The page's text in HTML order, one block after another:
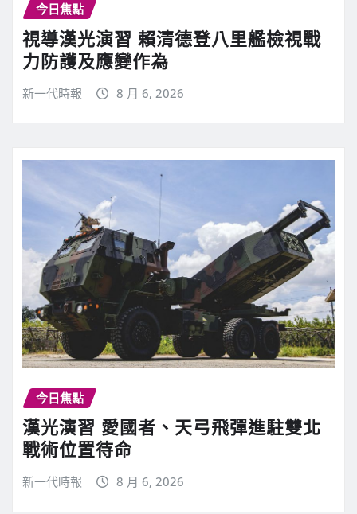
今日焦點
視導漢光演習 賴清德登八里艦檢視戰
力防護及應變作為
新一代時報 8 月 6, 2026
今日焦點
漢光演習 愛國者、天弓飛彈進駐雙北
戰術位置待命
新一代時報 8 月 6, 2026